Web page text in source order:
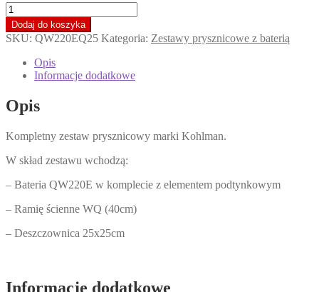
ilość
KOHLMAN
EXPERIENCE
Podtynkowy
zestaw
prysznicowy,
QW220EQ25
*
Dodaj do koszyka
SKU: QW220EQ25 Kategoria: Zestawy prysznicowe z baterią
Opis
Informacje dodatkowe
Opis
Kompletny zestaw prysznicowy marki Kohlman.
W skład zestawu wchodzą:
– Bateria QW220E w komplecie z elementem podtynkowym
– Ramię ścienne WQ (40cm)
– Deszczownica 25x25cm
Informacje dodatkowe